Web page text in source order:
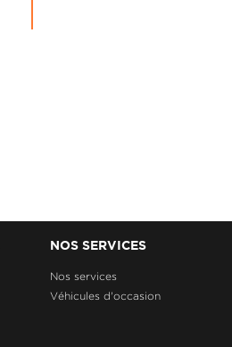
NOS SERVICES
Nos services
Véhicules d'occasion